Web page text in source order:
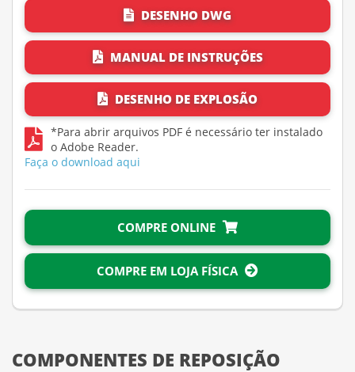
DESENHO DWG
MANUAL DE INSTRUÇÕES
DESENHO DE EXPLOSÃO
*Para abrir arquivos PDF é necessário ter instalado
o Adobe Reader.
Faça o download aqui
COMPRE ONLINE
COMPRE EM LOJA FÍSICA
COMPONENTES DE REPOSIÇÃO